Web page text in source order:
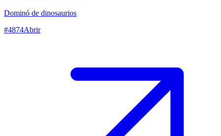
Dominó de dinosaurios
#4874Abrir